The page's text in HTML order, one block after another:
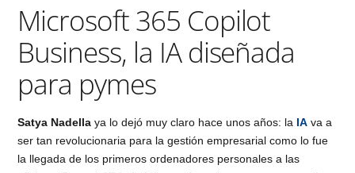
Microsoft 365 Copilot
Business, la IA diseñada
para pymes
Satya Nadella ya lo dejó muy claro hace unos años: la IA va a
ser tan revolucionaria para la gestión empresarial como lo fue
la llegada de los primeros ordenadores personales a las